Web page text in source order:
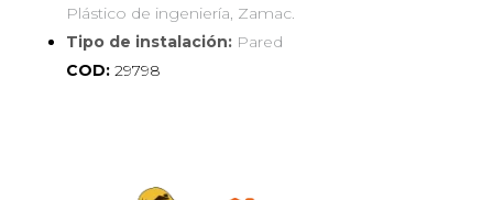
Plástico de ingeniería, Zamac.
Tipo de instalación: Pared
COD: 29798